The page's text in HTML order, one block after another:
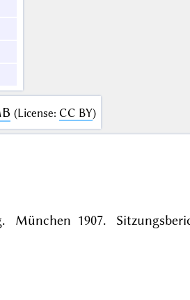
(License: CC BY)
München 1907.